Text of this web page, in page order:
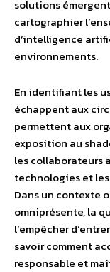
solutions
cartographier
d’intelligence
environnements.
En identifiant les
échappent aux
permettent aux
exposition au
les collaborateurs
technologies et
Dans un contexte
omniprésente, la
l’empêcher
savoir comment
responsable et